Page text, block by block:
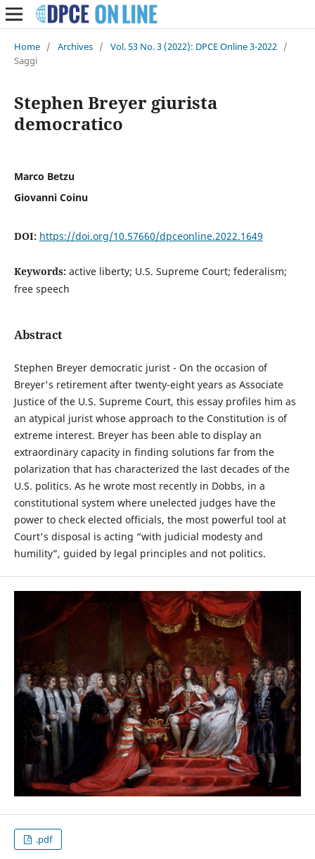
Home / Archives / Vol. 53 No. 3 (2022): DPCE Online 3-2022 /
Saggi
Stephen Breyer giurista
democratico
Marco Betzu
Giovanni Coinu
DOI: https://doi.org/10.57660/dpceonline.2022.1649
Keywords: active liberty; U.S. Supreme Court; federalism;
free speech
Abstract
Stephen Breyer democratic jurist - On the occasion of
Breyer's retirement after twenty-eight years as Associate
Justice of the U.S. Supreme Court, this essay profiles him as
an atypical jurist whose approach to the Constitution is of
extreme interest. Breyer has been able to display an
extraordinary capacity in finding solutions far from the
polarization that has characterized the last decades of the
U.S. politics. As he wrote most recently in Dobbs, in a
constitutional system where unelected judges have the
power to check elected officials, the most powerful tool at
Court's disposal is acting “with judicial modesty and
humility”, guided by legal principles and not politics.
.pdf